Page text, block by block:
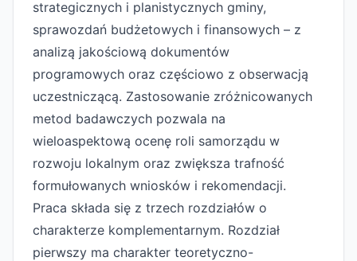
strategicznych i planistycznych gminy,
sprawozdań budżetowych i finansowych – z
analizą jakościową dokumentów
programowych oraz częściowo z obserwacją
uczestniczącą. Zastosowanie zróżnicowanych
metod badawczych pozwala na
wieloaspektową ocenę roli samorządu w
rozwoju lokalnym oraz zwiększa trafność
formułowanych wniosków i rekomendacji.
Praca składa się z trzech rozdziałów o
charakterze komplementarnym. Rozdział
pierwszy ma charakter teoretyczno-